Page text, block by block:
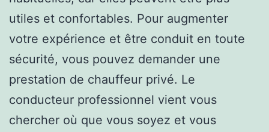
utiles et confortables. Pour augmenter
votre expérience et être conduit en toute
sécurité, vous pouvez demander une
prestation de chauffeur privé. Le
conducteur professionnel vient vous
chercher où que vous soyez et vous